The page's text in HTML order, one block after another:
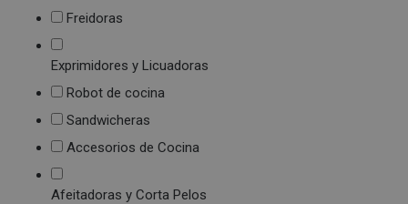
Freidoras
Exprimidores y Licuadoras
Robot de cocina
Sandwicheras
Accesorios de Cocina
Afeitadoras y Corta Pelos